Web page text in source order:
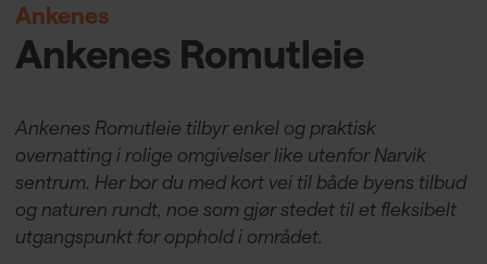
Ankenes
Ankenes Romutleie
Ankenes Romutleie tilbyr enkel og praktisk
overnatting i rolige omgivelser like utenfor Narvik
sentrum. Her bor du med kort vei til både byens tilbud
og naturen rundt, noe som gjør stedet til et fleksibelt
utgangspunkt for opphold i området.